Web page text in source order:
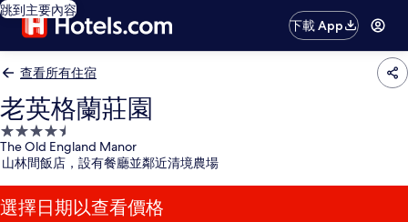
跳到主要內容
下載 App
查看所有住宿
老英格蘭莊園
4.5
星
級
住
宿
The Old England Manor
山林間飯店，設有餐廳並鄰近清境農場
選擇日期以查看價格